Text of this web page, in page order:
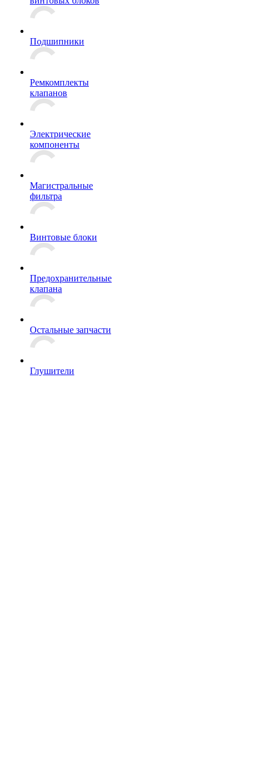
Подшипники
Ремкомплекты
клапанов
Электрические
компоненты
Магистральные
фильтра
Винтовые блоки
Предохранительные
клапана
Остальные запчасти
Глушители